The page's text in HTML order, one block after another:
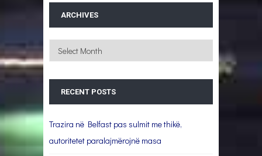
ARCHIVES
Archives
RECENT POSTS
Trazira në Belfast pas sulmit me thikë,
autoritetet paralajmërojnë masa